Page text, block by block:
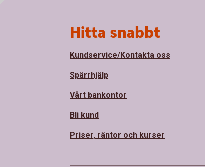
Hitta snabbt
Kundservice/Kontakta oss
Spärrhjälp
Vårt bankontor
Bli kund
Priser, räntor och kurser